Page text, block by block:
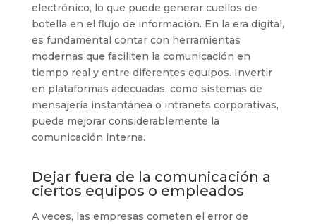
electrónico, lo que puede generar cuellos de
botella en el flujo de información. En la era digital,
es fundamental contar con herramientas
modernas que faciliten la comunicación en
tiempo real y entre diferentes equipos. Invertir
en plataformas adecuadas, como sistemas de
mensajería instantánea o intranets corporativas,
puede mejorar considerablemente la
comunicación interna.
Dejar fuera de la comunicación a
ciertos equipos o empleados
A veces, las empresas cometen el error de